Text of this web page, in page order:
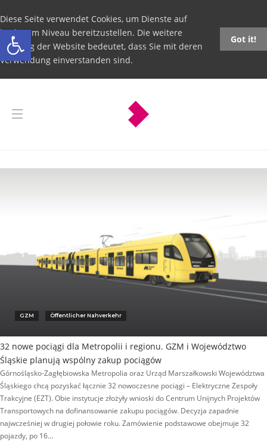
Open toolbar
Diese Seite verwendet Cookies, um Dienste auf
höchstem Niveau bereitzustellen. Die weitere
Nutzung der Website bedeutet, dass Sie mit deren
Verwendung einverstanden sind.
Got it!
GZM Öffentlicher Nahverkehr
32 nowe pociągi dla Metropolii i regionu. GZM i Województwo
Śląskie planują wspólny zakup pociągów
Górnośląsko-Zagłębiowska Metropolia oraz Urząd Marszałkowski Województwa
Śląskiego chcą pozyskać łącznie 32 nowoczesne pociągi – Elektryczne Zespoły
Trakcyjne (EZT). Obie instytucje złożyły wnioski do Centrum Unijnych Projektów
Transportowych na dofinansowanie zakupu pociągów. Decyzja zapadnie
najwcześniej w drugiej połowie roku. Zamówienie podstawowe obejmuje 32
pojazdy, po 16…